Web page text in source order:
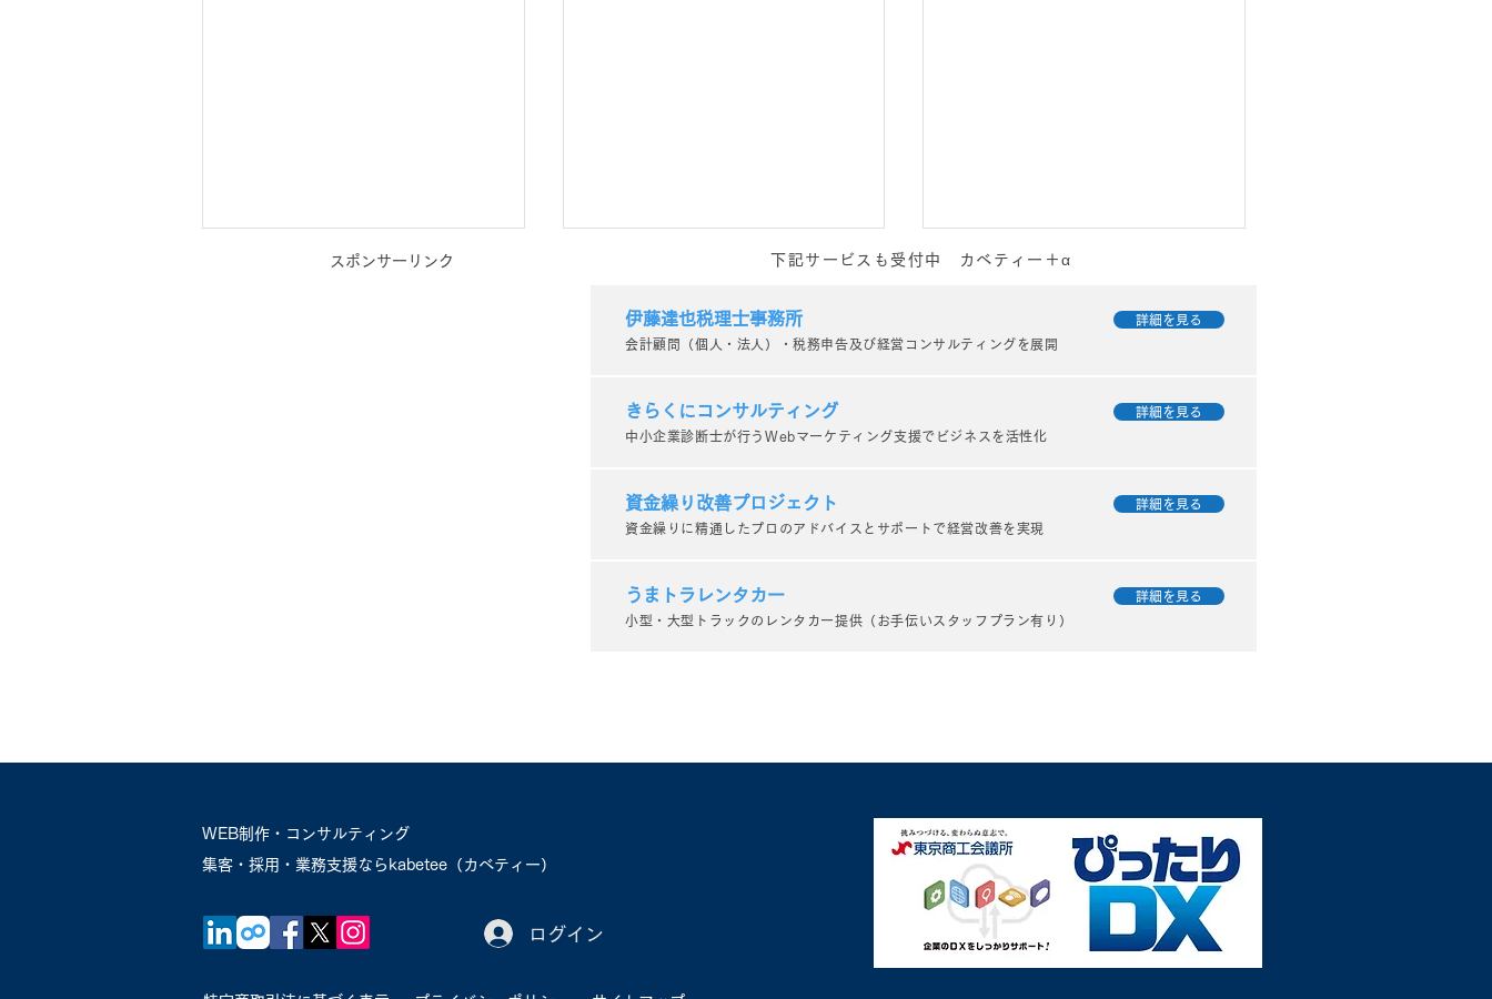
×カラーセラピー】_個人コン
サルティング
やめてみたら、どうなる？？
スポンサーリンク 下記サービスも受付中 カベティー＋α
伊藤達也税理士事務所
会計顧問（個人・法人）・税務申告及び経営コンサルティングを展開
詳細を見る
きらくにコンサルティング
中小企業診断士が行うWebマーケティング支援でビジネスを活性化
詳細を見る
資金繰り改善プロジェクト
資金繰りに精通したプロのアドバイスとサポートで経営改善を実現
詳細を見る
うまトラレンタカー
小型・大型トラックのレンタカー提供（お手伝いスタッフプラン有り）
詳細を見る
WEB制作・コンサルティング
​集客・採用・業務支援ならkabetee（カベティー）
ログイン